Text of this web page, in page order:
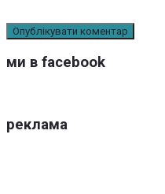
ми в facebook
реклама